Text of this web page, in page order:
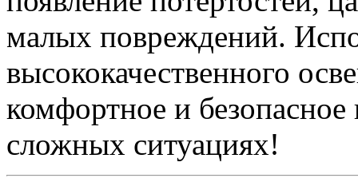
малых повреждений.
высококачественного
комфортное и
сложных ситуациях!